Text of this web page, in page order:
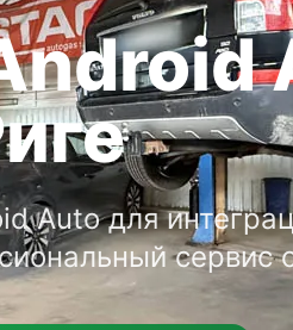
Auto для
сервис